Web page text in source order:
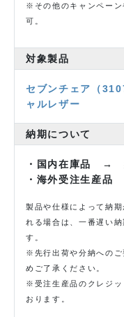
※その他のキャンペーン
可。
対象製品
セブンチェア（
ャルレザー
納期について
・国内在庫品 →
・海外受注生産
製品や仕様によって納
れる場合は、一番遅い
す。
※先行出荷や分納へのご
めご了承ください。
※受注生産品のクレジッ
おります。